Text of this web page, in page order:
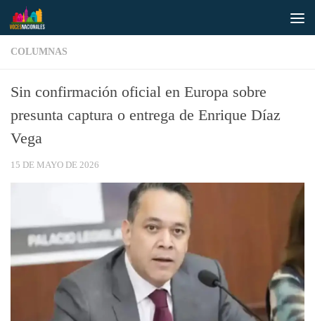
Saltar al contenido
COLUMNAS
Sin confirmación oficial en Europa sobre
presunta captura o entrega de Enrique Díaz
Vega
15 DE MAYO DE 2026